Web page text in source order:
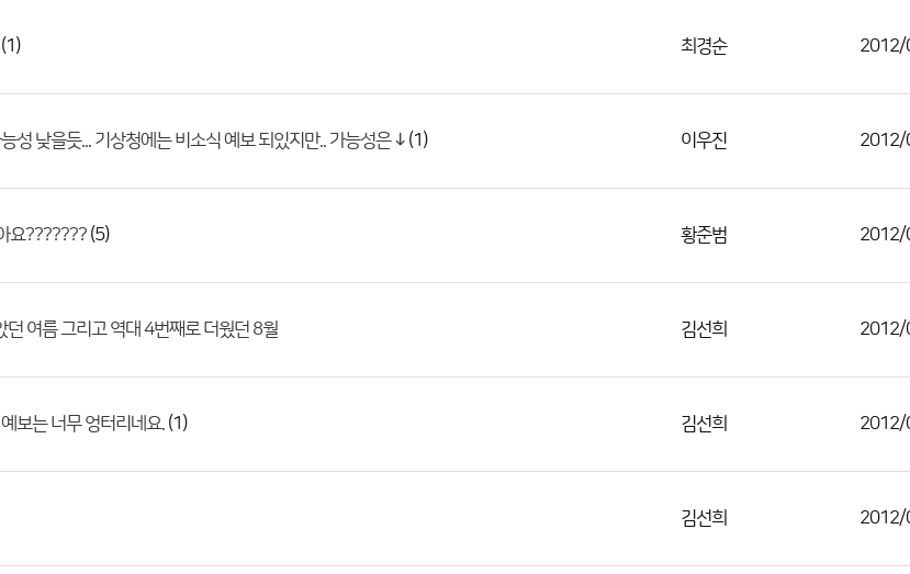
(1) 최경순 2012/
성 낮을듯... 기상청에는 비소식 예보 되있지만.. 가능성은 ↓ (1) 이우진 2012/
요??????? (5) 황준범 2012/
던 여름 그리고 역대 4번째로 더웠던 8월 김선희 2012/
보는 너무 엉터리네요. (1) 김선희 2012/
김선희 2012/